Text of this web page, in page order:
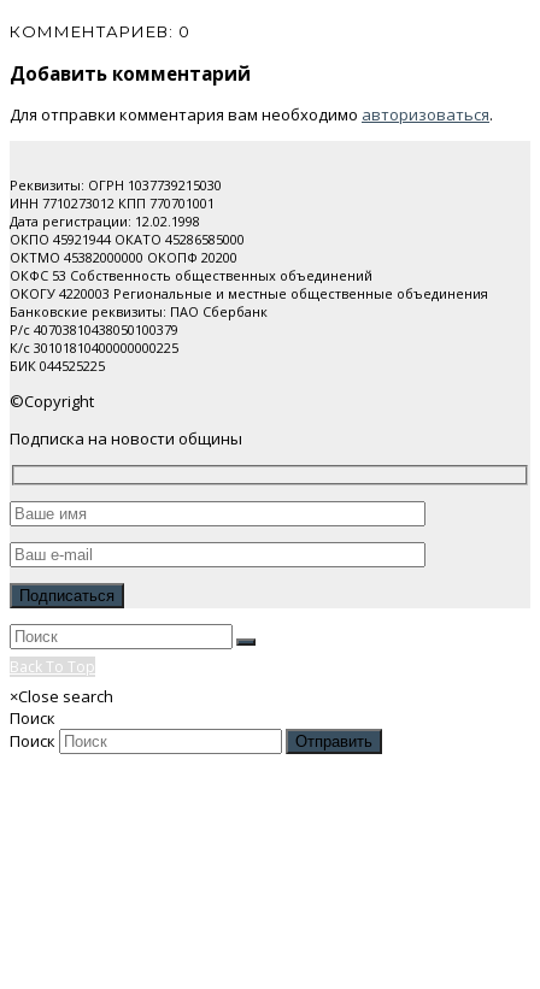
КОММЕНТАРИЕВ: 0
Добавить комментарий
Для отправки комментария вам необходимо авторизоваться.
Реквизиты: ОГРН 1037739215030
ИНН 7710273012 КПП 770701001
Дата регистрации: 12.02.1998
ОКПО 45921944 ОКАТО 45286585000
ОКТМО 45382000000 ОКОПФ 20200
ОКФС 53 Собственность общественных объединений
ОКОГУ 4220003 Региональные и местные общественные объединения
Банковские реквизиты: ПАО Cбербанк
Р/с 40703810438050100379
К/с 30101810400000000225
БИК 044525225
©Copyright
Подписка на новости общины
Back To Top
×Close search
Поиск
Поиск
Отправить